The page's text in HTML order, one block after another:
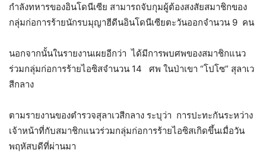
กำลังทหารของอินโดนีเซีย สามารถจับกุมผู้ต้องสงสัยสมาชิกของ
กลุ่มก่อการร้ายนักรบมุญาฮีดีนอินโดนีเซียตะวันออกจำนวน 9 คน
นอกจากนั้นในรายงานเผยอีกว่า ได้มีการพบศพของสมาชิกแนว
ร่วมกลุ่มก่อการร้ายไอซิสจำนวน 14 ศพ ในป่าเขา “โปโซ” สุลาเว
สีกลาง
ตามรายงานของตำรวจสุลาเวสีกลาง ระบุว่า การปะทะกันระหว่าง
เจ้าหน้าที่กับสมาชิกแนวร่วมกลุ่มก่อการร้ายไอซิสเกิดขึ้นเมื่อวัน
พฤหัสบดีที่ผ่านมา